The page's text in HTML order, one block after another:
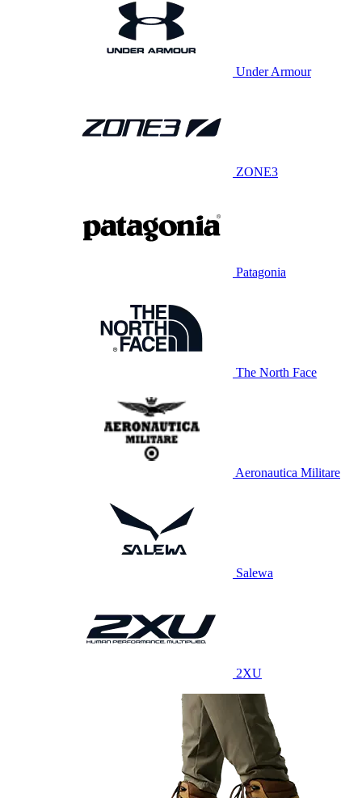
Under Armour
ZONE3
Patagonia
The North Face
Aeronautica Militare
Salewa
2XU